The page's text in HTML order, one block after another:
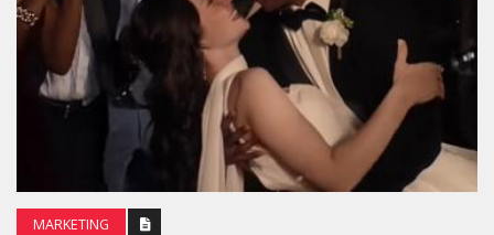
MARKETING